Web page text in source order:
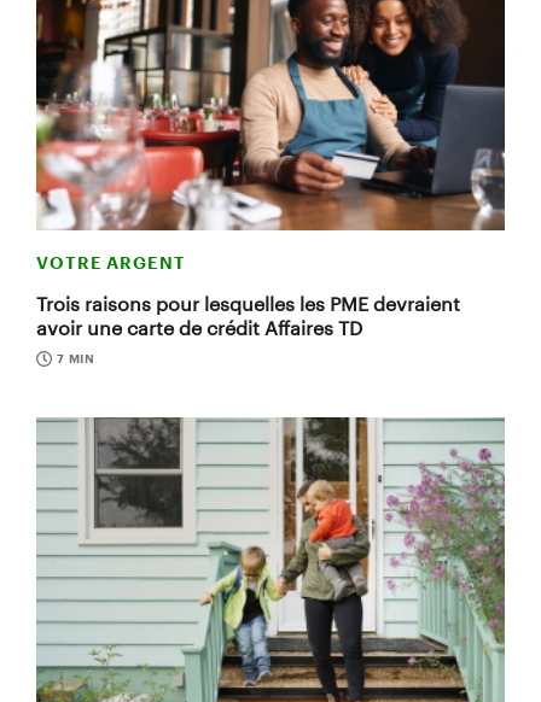
VOTRE ARGENT
Trois raisons pour lesquelles les PME devraient
avoir une carte de crédit Affaires TD
7 MIN